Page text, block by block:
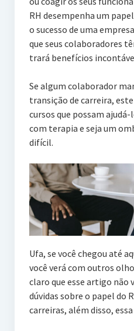
RH desempenha um
o sucesso de uma
que seus colaboradores
trará benefícios
Se algum colaborador
transição de carreira,
cursos que possam
com terapia e seja um
difícil.
Ufa, se você chegou até
você verá com outros
claro que esse artigo não
dúvidas sobre o papel do
carreiras, além disso,